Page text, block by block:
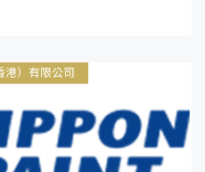
港）有限公司